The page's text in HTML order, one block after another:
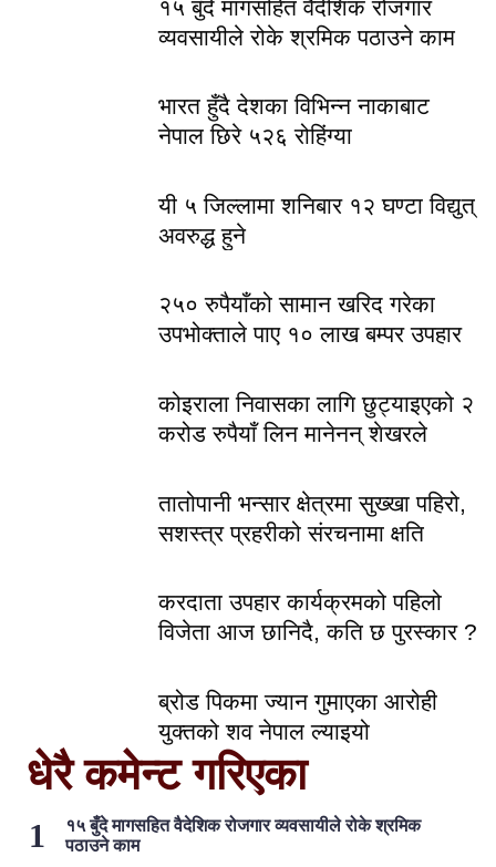
१५ बुँदे मागसहित वैदेशिक रोजगार
व्यवसायीले रोके श्रमिक पठाउने काम
भारत हुँदै देशका विभिन्न नाकाबाट
नेपाल छिरे ५२६ रोहिंग्या
यी ५ जिल्लामा शनिबार १२ घण्टा विद्युत्
अवरुद्ध हुने
२५० रुपैयाँको सामान खरिद गरेका
उपभोक्ताले पाए १० लाख बम्पर उपहार
कोइराला निवासका लागि छुट्याइएको २
करोड रुपैयाँ लिन मानेनन् शेखरले
तातोपानी भन्सार क्षेत्रमा सुख्खा पहिरो,
सशस्त्र प्रहरीको संरचनामा क्षति
करदाता उपहार कार्यक्रमको पहिलो
विजेता आज छानिदै, कति छ पुरस्कार ?
ब्रोड पिकमा ज्यान गुमाएका आरोही
युक्तको शव नेपाल ल्याइयो
धेरै कमेन्ट गरिएका
१५ बुँदे मागसहित वैदेशिक रोजगार व्यवसायीले रोके श्रमिक
पठाउने काम